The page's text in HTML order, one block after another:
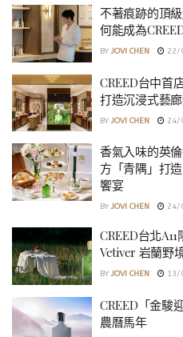
不著痕跡的頂
何能成為
BY JOVI CHEN 22/
CREED台中首
打造沉浸式藝
BY JOVI CHEN 24/
香氣入味的英
方「青隅」打
饗宴
BY JOVI CHEN 24/
CREED台北
Vetiver 岩蘭野
BY JOVI CHEN 13/
CREED「金駿
農曆馬年